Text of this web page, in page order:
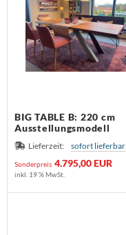
BIG TABLE B: 220 cm
Ausstellungsmodell
Lieferzeit: sofort lieferbar
Sonderpreis 4.795,00 EUR
inkl. 19 % MwSt.